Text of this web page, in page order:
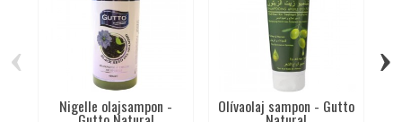
Nigelle olajsampon - Olívaolaj sampon - Gutto
‹ ›